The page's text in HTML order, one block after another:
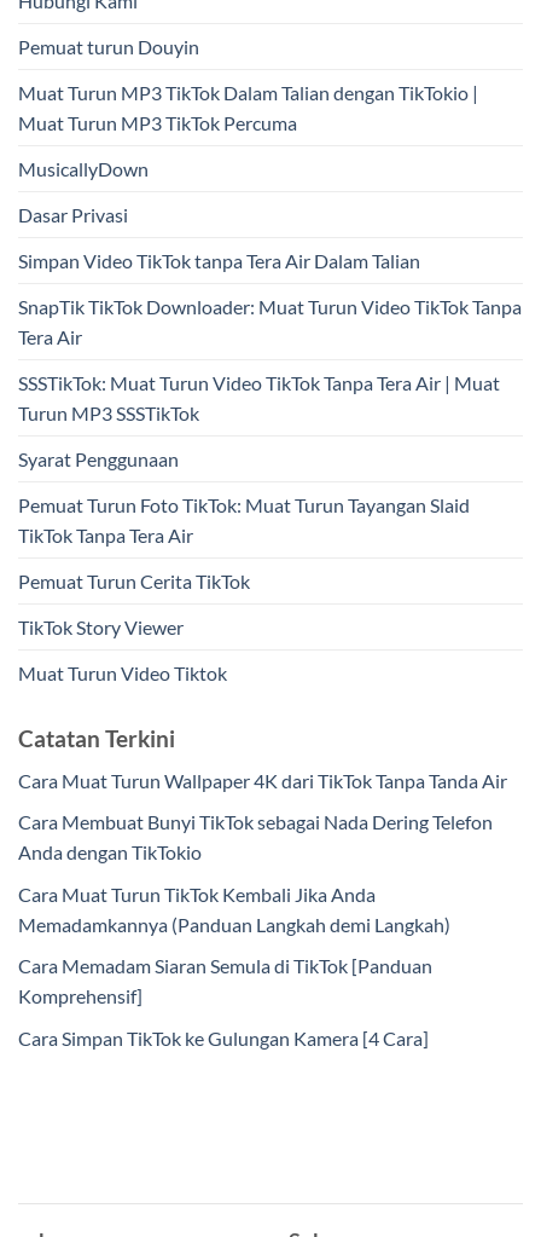
Pemuat turun Douyin
Muat Turun MP3 TikTok Dalam Talian dengan TikTokio |
Muat Turun MP3 TikTok Percuma
MusicallyDown
Dasar Privasi
Simpan Video TikTok tanpa Tera Air Dalam Talian
SnapTik TikTok Downloader: Muat Turun Video TikTok Tanpa
Tera Air
SSSTikTok: Muat Turun Video TikTok Tanpa Tera Air | Muat
Turun MP3 SSSTikTok
Syarat Penggunaan
Pemuat Turun Foto TikTok: Muat Turun Tayangan Slaid
TikTok Tanpa Tera Air
Pemuat Turun Cerita TikTok
TikTok Story Viewer
Muat Turun Video Tiktok
Catatan Terkini
Cara Muat Turun Wallpaper 4K dari TikTok Tanpa Tanda Air
Cara Membuat Bunyi TikTok sebagai Nada Dering Telefon
Anda dengan TikTokio
Cara Muat Turun TikTok Kembali Jika Anda
Memadamkannya (Panduan Langkah demi Langkah)
Cara Memadam Siaran Semula di TikTok [Panduan
Komprehensif]
Cara Simpan TikTok ke Gulungan Kamera [4 Cara]